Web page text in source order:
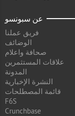
عن سبونسو
فريق عملنا
الوضائف
صحافة واعلام
علاقات المستثمرين
المدونة
النشرة الإخبارية
قائمة المصطلحات
F6S
Crunchbase